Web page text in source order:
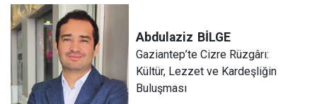
Abdulaziz BİLGE
Gaziantep’te Cizre Rüzgârı:
Kültür, Lezzet ve Kardeşliğin
Buluşması